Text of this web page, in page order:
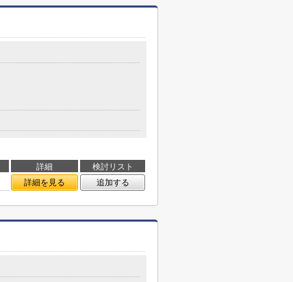
詳細
検討リスト
詳細を見る 追加する